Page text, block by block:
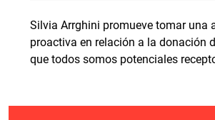
Silvia Arrghini promueve tomar una
proactiva en relación a la donación
que todos somos potenciales